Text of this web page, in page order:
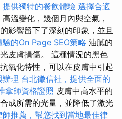
提供獨特的餐飲體驗 選擇合適
高溫變化，幾個月內與空氣，
影響留下了深刻的印象，並且
的On Page SEO策略 油膩的
皮膚損傷。 這種情況的黑色
氧化特性，可以在皮膚中引起
辦理 台北徵信社，提供全面的
拿師資格證照 皮膚中高水平的
成所需的光量，並降低了激光
師推薦，幫您找到當地最佳律